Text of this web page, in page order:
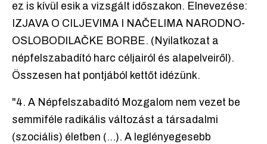
ez is kívül esik a vizsgált időszakon. Elnevezése:
IZJAVA O CILJEVIMA I NAČELIMA NARODNO-
OSLOBODILAČKE BORBE. (Nyilatkozat a
népfelszabadító harc céljairól és alapelveiről).
Összesen hat pontjából kettőt idézünk.
"4. A Népfelszabadító Mozgalom nem vezet be
semmiféle radikális változást a társadalmi
(szociális) életben (...). A leglényegesebb